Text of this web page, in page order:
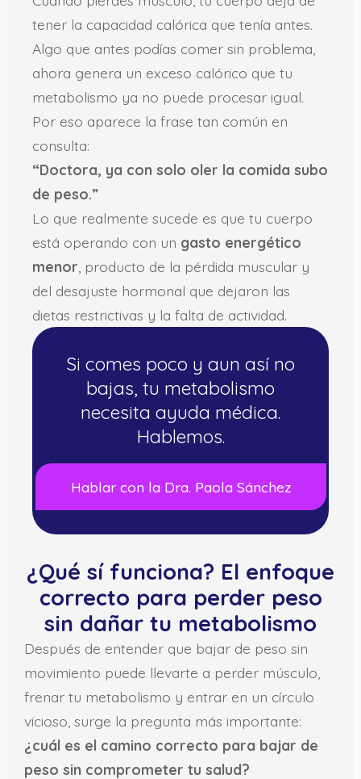
tener la capacidad calórica que tenía antes.
Algo que antes podías comer sin problema,
ahora genera un exceso calórico que tu
metabolismo ya no puede procesar igual.
Por eso aparece la frase tan común en
consulta:
“Doctora, ya con solo oler la comida subo
de peso.”
Lo que realmente sucede es que tu cuerpo
está operando con un gasto energético
menor , producto de la pérdida muscular y
del desajuste hormonal que dejaron las
dietas restrictivas y la falta de actividad.
Si comes poco y aun así no
bajas, tu metabolismo
necesita ayuda médica.
Hablemos.
Hablar con la Dra. Paola Sánchez
¿Qué sí funciona? El enfoque
correcto para perder peso
sin dañar tu metabolismo
Después de entender que bajar de peso sin
movimiento puede llevarte a perder músculo,
frenar tu metabolismo y entrar en un círculo
vicioso, surge la pregunta más importante:
¿cuál es el camino correcto para bajar de
peso sin comprometer tu salud?